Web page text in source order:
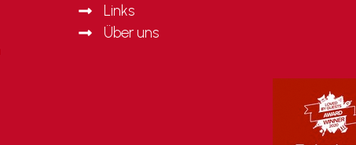
Links
Über uns